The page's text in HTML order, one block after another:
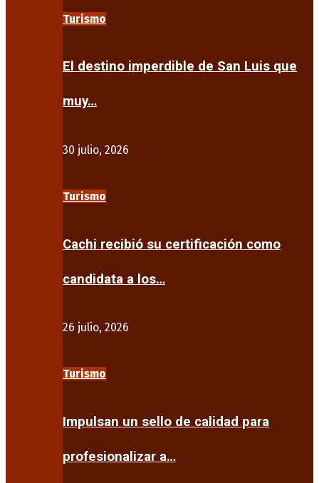
Turismo
El destino imperdible de San Luis que
muy…
30 julio, 2026
Turismo
Cachi recibió su certificación como
candidata a los…
26 julio, 2026
Turismo
Impulsan un sello de calidad para
profesionalizar a…